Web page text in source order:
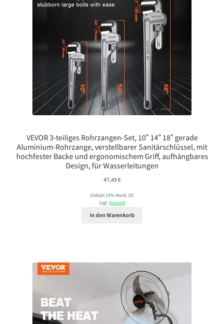
VEVOR 3-teiliges Rohrzangen-Set, 10″ 14″ 18″ gerade
Aluminium-Rohrzange, verstellbarer Sanitärschlüssel, mit
hochfester Backe und ergonomischem Griff, aufhängbares
Design, für Wasserleitungen
47,49€
Enthält 19% MwSt. DE
zzgl.Versand
In den Warenkorb